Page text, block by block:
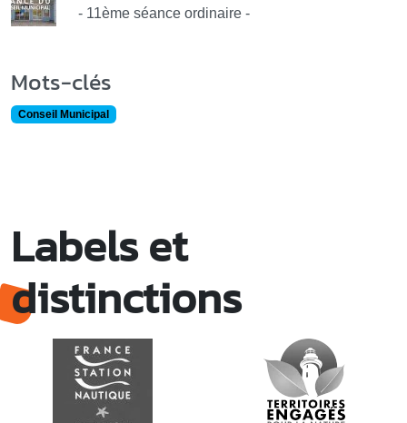
- 11ème séance ordinaire -
Mots-clés
Conseil Municipal
Labels et
distinctions